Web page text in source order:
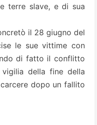
terre slave, e di sua
il 28 giugno del
le sue vittime con
di fatto il conflitto
vigilia della fine della
dopo un fallito